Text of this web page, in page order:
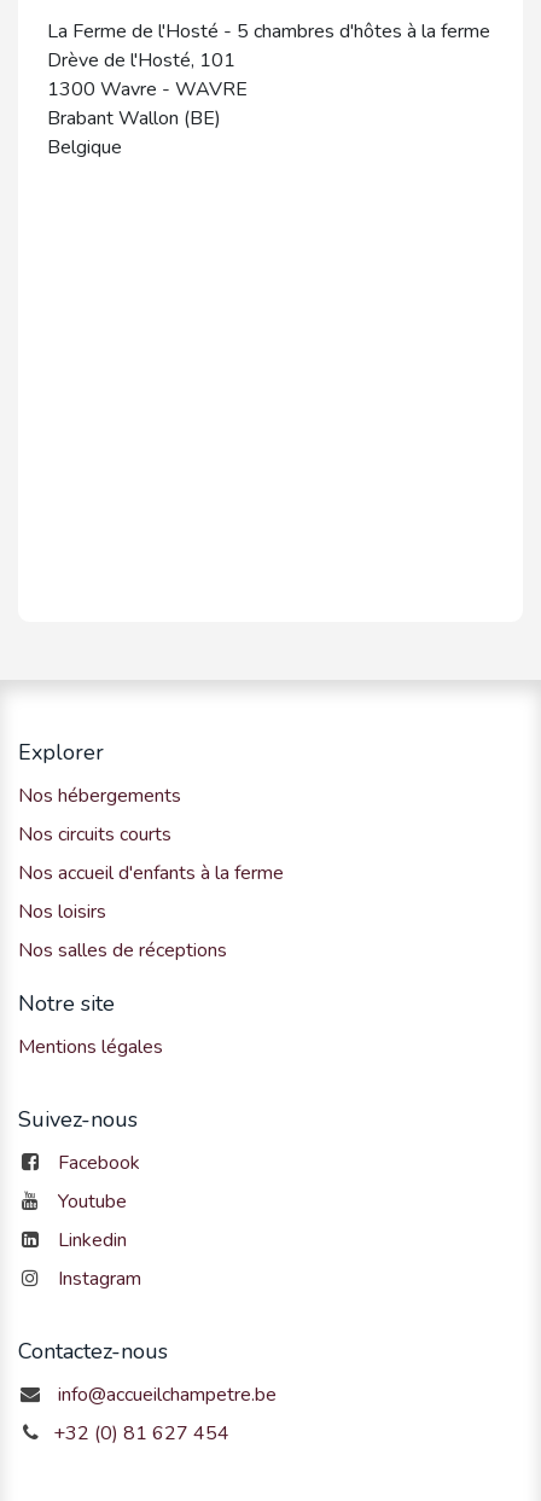
La Ferme de l'Hosté - 5 chambres d'hôtes à la ferme
Drève de l'Hosté, 101
1300 Wavre - WAVRE
Brabant Wallon (BE)
Belgique
Explorer
Nos hébergements
Nos circuits courts
Nos accueil d'enfants à la ferme
Nos loisirs
Nos salles de réceptions
Notre site
Mentions légales
Suivez-nous
Facebook
Youtube
Linkedin
Instagram
Contactez-nous
info@accueilchampetre.be
+32 (0) 81 627 454